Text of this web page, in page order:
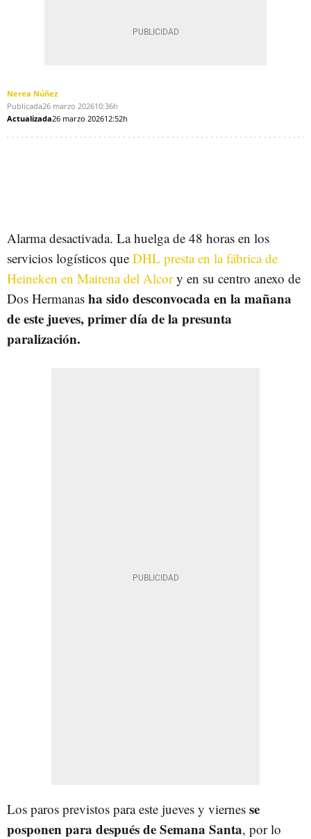
Nerea Núñez
Publicada26 marzo 202610:36h
Actualizada26 marzo 202612:52h
Alarma desactivada. La huelga de 48 horas en los
servicios logísticos que DHL presta en la fábrica de
Heineken en Mairena del Alcory en su centro anexo de
Dos Hermanas ha sido desconvocada en la mañana
de este jueves, primer día de la presunta
paralización.
Los paros previstos para este jueves y viernes se
posponen para después de Semana Santa, por lo